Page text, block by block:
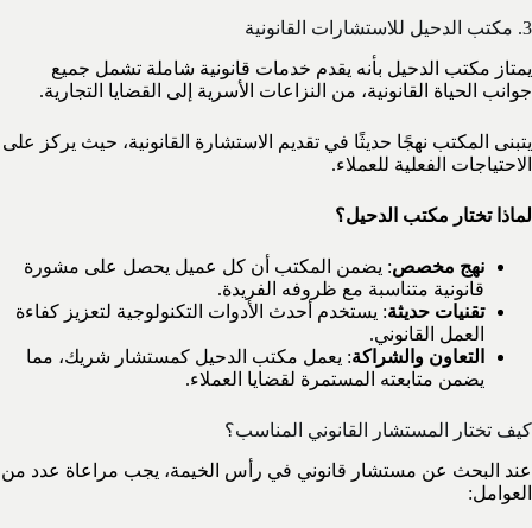
3. مكتب الدحيل للاستشارات القانونية
يمتاز مكتب الدحيل بأنه يقدم خدمات قانونية شاملة تشمل جميع
جوانب الحياة القانونية، من النزاعات الأسرية إلى القضايا التجارية.
يتبنى المكتب نهجًا حديثًا في تقديم الاستشارة القانونية، حيث يركز على
الاحتياجات الفعلية للعملاء.
لماذا تختار مكتب الدحيل؟
نهج مخصص: يضمن المكتب أن كل عميل يحصل على مشورة
قانونية متناسبة مع ظروفه الفريدة.
تقنيات حديثة: يستخدم أحدث الأدوات التكنولوجية لتعزيز كفاءة
العمل القانوني.
التعاون والشراكة: يعمل مكتب الدحيل كمستشار شريك، مما
يضمن متابعته المستمرة لقضايا العملاء.
كيف تختار المستشار القانوني المناسب؟
عند البحث عن مستشار قانوني في رأس الخيمة، يجب مراعاة عدد من
العوامل: